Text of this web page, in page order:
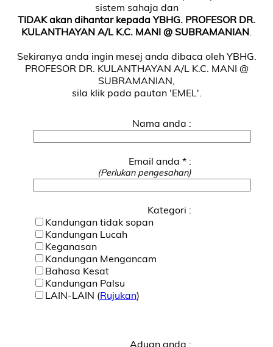
sistem sahaja dan
TIDAK akan dihantar kepada YBHG. PROFESOR DR.
KULANTHAYAN A/L K.C. MANI @ SUBRAMANIAN
Sekiranya anda ingin mesej anda dibaca oleh YBHG.
PROFESOR DR. KULANTHAYAN A/L K.C. MANI @
SUBRAMANIAN,
sila klik pada pautan 'EMEL'.
Nama anda :
Email anda * :
(Perlukan pengesahan)
Kategori :
Kandungan tidak sopan
Kandungan Lucah
Keganasan
Kandungan Mengancam
Bahasa Kesat
Kandungan Palsu
LAIN-LAIN (Rujukan)
Aduan anda :